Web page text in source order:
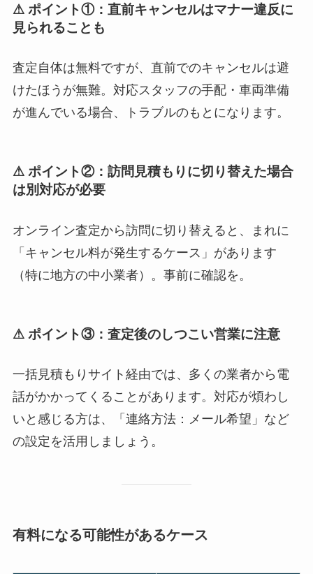
⚠ ポイント①：直前キャンセルはマナー違反に
見られることも
査定自体は無料ですが、直前でのキャンセルは避
けたほうが無難。対応スタッフの手配・車両準備
が進んでいる場合、トラブルのもとになります。
⚠ ポイント②：訪問見積もりに切り替えた場合
は別対応が必要
オンライン査定から訪問に切り替えると、まれに
「キャンセル料が発生するケース」があります
（特に地方の中小業者）。事前に確認を。
⚠ ポイント③：査定後のしつこい営業に注意
一括見積もりサイト経由では、多くの業者から電
話がかかってくることがあります。対応が煩わし
いと感じる方は、「連絡方法：メール希望」など
の設定を活用しましょう。
有料になる可能性があるケース